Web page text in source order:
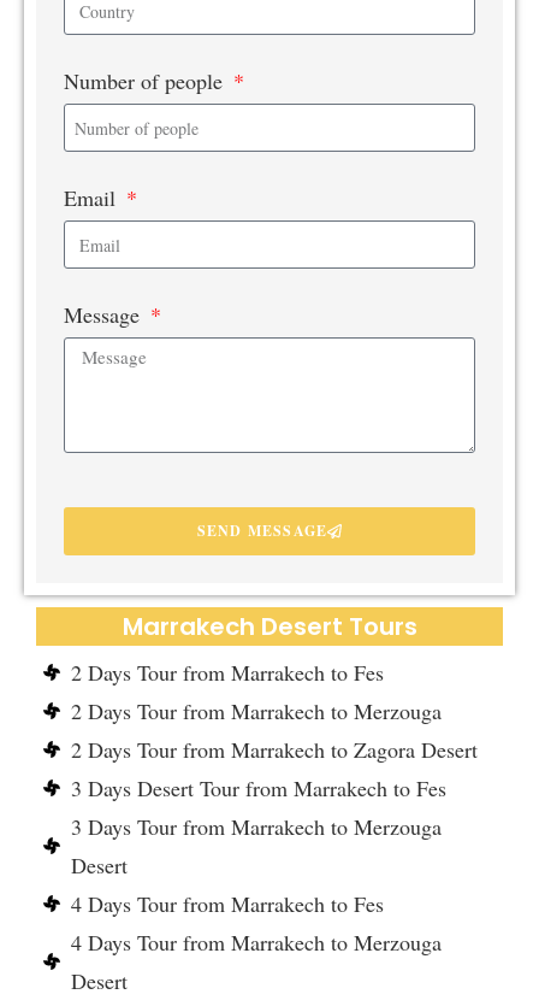
Number of people
Email
Message
SEND MESSAGE
Marrakech Desert Tours
2 Days Tour from Marrakech to Fes
2 Days Tour from Marrakech to Merzouga
2 Days Tour from Marrakech to Zagora Desert
3 Days Desert Tour from Marrakech to Fes
3 Days Tour from Marrakech to Merzouga
Desert
4 Days Tour from Marrakech to Fes
4 Days Tour from Marrakech to Merzouga
Desert